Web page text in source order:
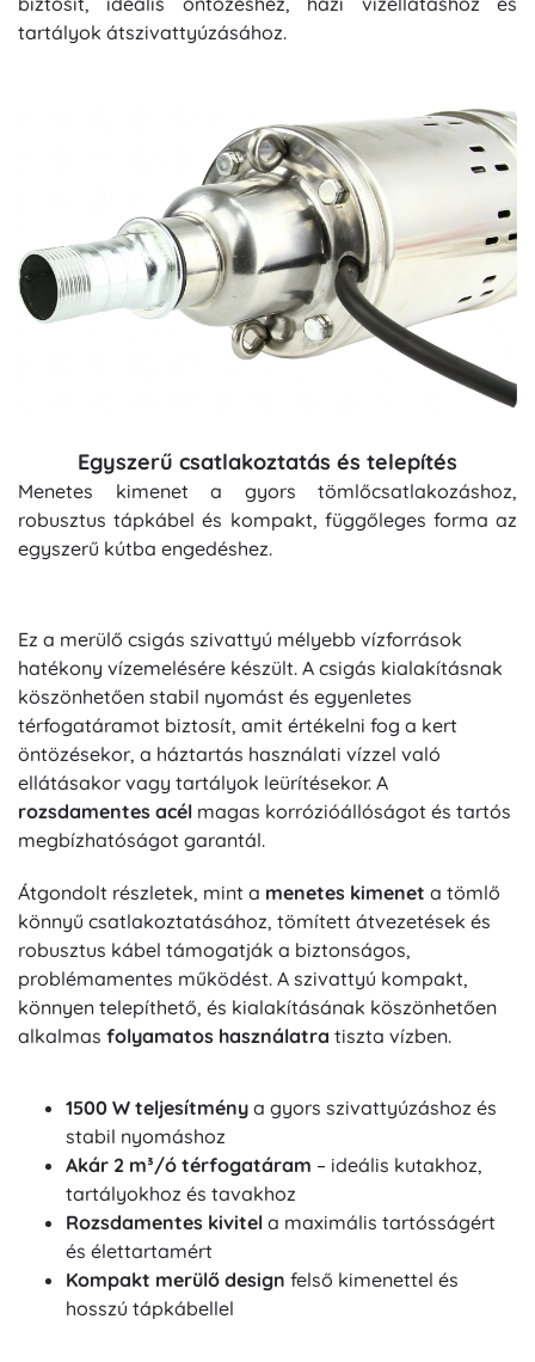
tartályok átszivattyúzásához.
Egyszerű csatlakoztatás és telepítés
Menetes kimenet a gyors tömlőcsatlakozáshoz,
robusztus tápkábel és kompakt, függőleges forma az
egyszerű kútba engedéshez.
Ez a merülő csigás szivattyú mélyebb vízforrások
hatékony vízemelésére készült. A csigás kialakításnak
köszönhetően stabil nyomást és egyenletes
térfogatáramot biztosít, amit értékelni fog a kert
öntözésekor, a háztartás használati vízzel való
ellátásakor vagy tartályok leürítésekor. A
rozsdamentes acél magas korrózióállóságot és tartós
megbízhatóságot garantál.
Átgondolt részletek, mint a menetes kimenet a tömlő
könnyű csatlakoztatásához, tömített átvezetések és
robusztus kábel támogatják a biztonságos,
problémamentes működést. A szivattyú kompakt,
könnyen telepíthető, és kialakításának köszönhetően
alkalmas folyamatos használatra tiszta vízben.
1500 W teljesítmény a gyors szivattyúzáshoz és
stabil nyomáshoz
Akár 2 m³/ó térfogatáram – ideális kutakhoz,
tartályokhoz és tavakhoz
Rozsdamentes kivitel a maximális tartósságért
és élettartamért
Kompakt merülő design felső kimenettel és
hosszú tápkábellel